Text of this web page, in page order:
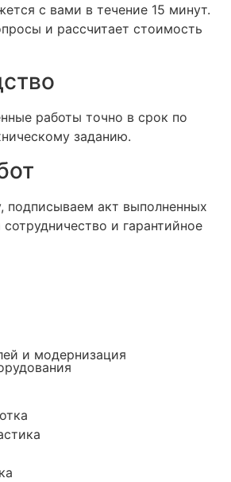
с вами в течение 15 минут.
и рассчитает стоимость
работы точно в срок по
заданию.
подписываем акт выполненных
и гарантийное
и модернизация